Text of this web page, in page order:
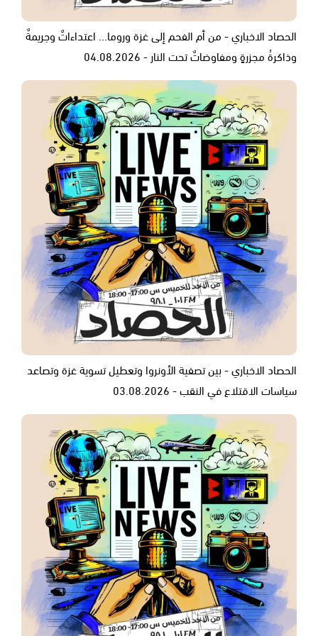
الحصاد الاخباري - من أم الفحم إلى غزة وروما... اعتداءاتٌ وجريمةٌ
وذاكرةُ مجزرةٍ ومفاوضاتٌ تحت النار - 04.08.2026
الحصاد الاخباري - بين تصفية الأونروا وتعطيل تسوية غزة وتصاعد
سياسات الاقتلاع في النقب - 03.08.2026